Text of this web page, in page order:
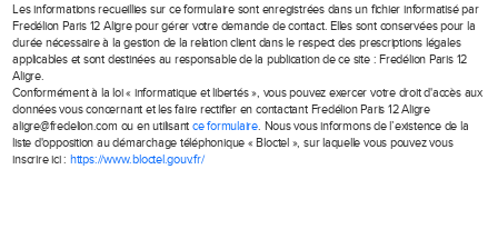
Les informations recueillies sur ce formulaire sont enregistrées dans un fichier informatisé par
Fredélion Paris 12 Aligre pour gérer votre demande de contact. Elles sont conservées pour la
durée nécessaire à la gestion de la relation client dans le respect des prescriptions légales
applicables et sont destinées au responsable de la publication de ce site : Fredélion Paris 12
Aligre.
Conformément à la loi « informatique et libertés », vous pouvez exercer votre droit d'accès aux
données vous concernant et les faire rectifier en contactant Fredélion Paris 12 Aligre
aligre@fredelion.com ou en utilisant ce formulaire. Nous vous informons de l’existence de la
liste d'opposition au démarchage téléphonique « Bloctel », sur laquelle vous pouvez vous
inscrire ici : https://www.bloctel.gouv.fr/